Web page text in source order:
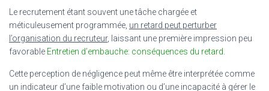
Le recrutement étant souvent une tâche chargée et
méticuleusement programmée, un retard peut perturber
l’organisation du recruteur, laissant une première impression peu
favorable Entretien d’embauche: conséquences du retard
Cette perception de négligence peut même être interprétée comme
un indicateur d’une faible motivation ou d’une incapacité à gérer le